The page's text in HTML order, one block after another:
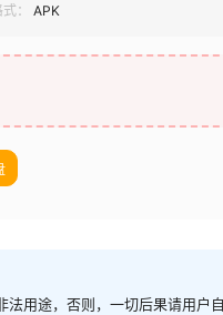
： APK
用途，否则，一切后果请用户